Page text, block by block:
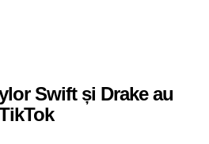
Swift și Drake au